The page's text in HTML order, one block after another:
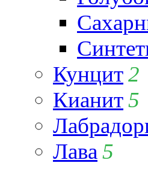
Кунцит2
Кианит5
Лава 5